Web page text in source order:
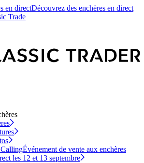
en directDécouvrez des enchères en direct
Trade
Événement de vente aux enchères
les 12 et 13 septembre